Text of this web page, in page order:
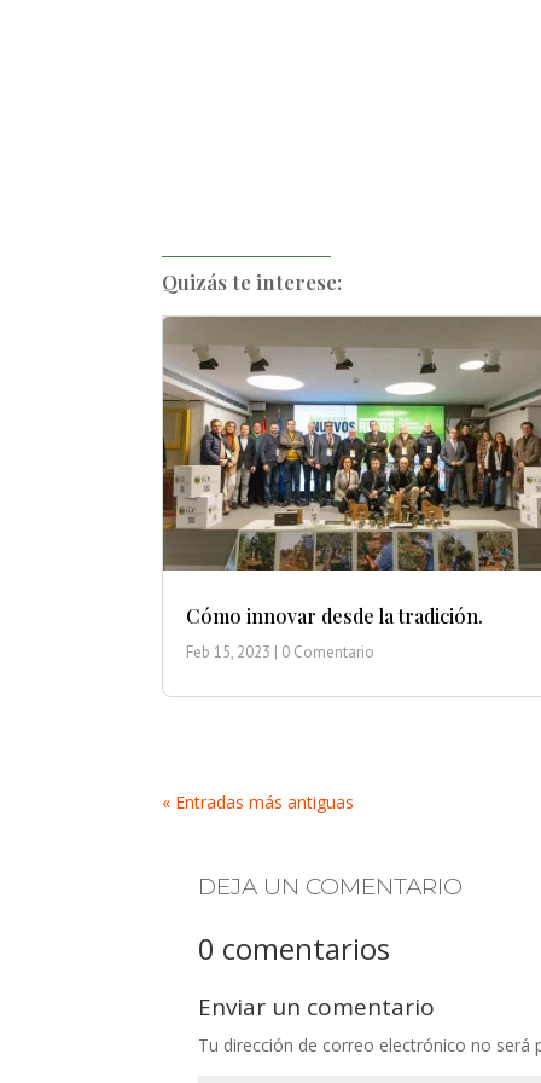
Quizás te interese:
Cómo innovar desde la tradición.
Feb 15, 2023 | 0 Comentario
« Entradas más antiguas
DEJA UN COMENTARIO
0 comentarios
Enviar un comentario
Tu dirección de correo electrónico no será